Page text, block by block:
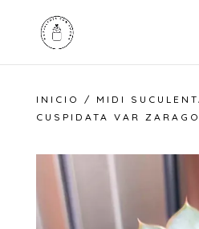
INICIO / MIDI
CUSPIDATA VAR